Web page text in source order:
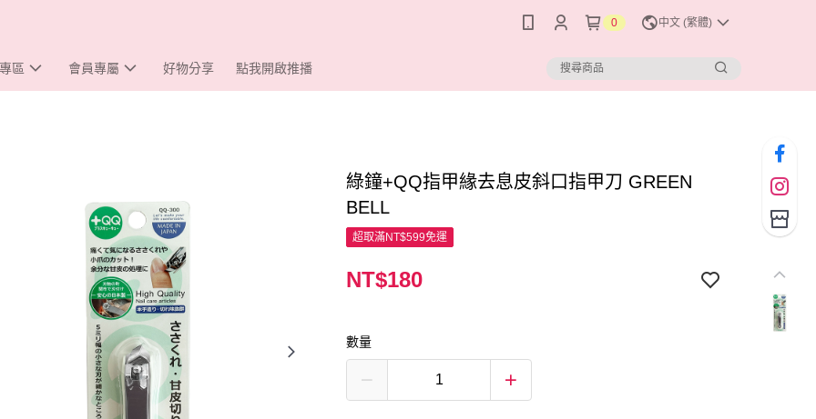
0 中文 (繁體)
區 會員專屬 好物分享 點我開啟推播
綠鐘+QQ指甲緣去息皮斜口指甲刀 GREEN
BELL
超取滿NT$599免運
NT$180
數量